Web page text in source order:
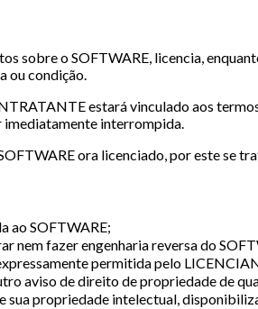
sobre o SOFTWARE, licencia,
ou condição.
estará vinculado aos
imediatamente interrompida.
ora licenciado, por este se
ao SOFTWARE;
nem fazer engenharia reversa do
permitida pelo
aviso de direito de propriedade de
sua propriedade intelectual,